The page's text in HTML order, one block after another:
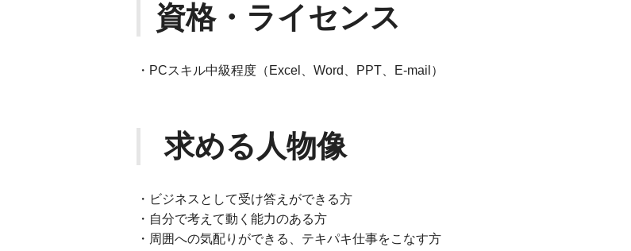
資格・ライセンス
・PCスキル中級程度（Excel、Word、PPT、E-mail）
求める人物像
・ビジネスとして受け答えができる方
・自分で考えて動く能力のある方
・周囲への気配りができる、テキパキ仕事をこなす方